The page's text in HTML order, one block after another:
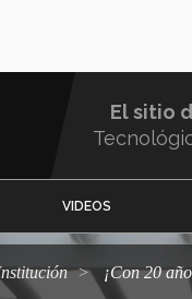
El sitio
VIDEOS
Institución ¡Con 20